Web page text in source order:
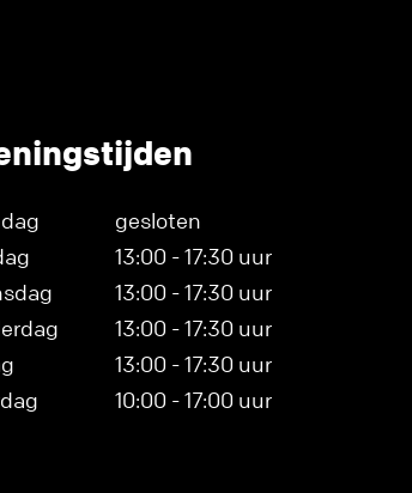
gesloten
13:00 - 17:30 uur
13:00 - 17:30 uur
13:00 - 17:30 uur
13:00 - 17:30 uur
10:00 - 17:00 uur